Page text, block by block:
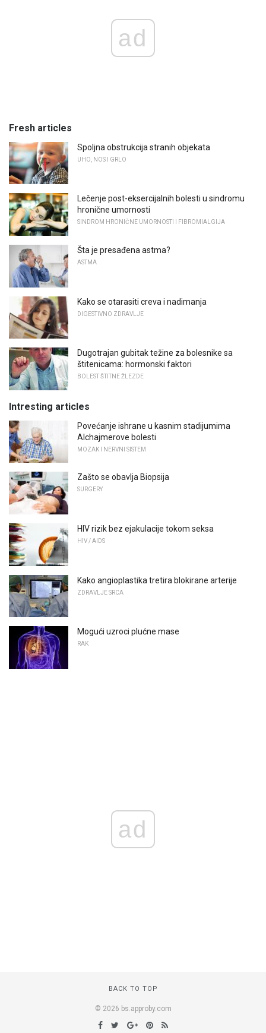
ad
Fresh articles
Spoljna obstrukcija stranih objekata
UHO, NOS I GRLO
Lečenje post-eksercijalnih bolesti u sindromu
hronične umornosti
SINDROM HRONIČNE UMORNOSTI I FIBROMIALGIJA
Šta je presađena astma?
ASTMA
Kako se otarasiti creva i nadimanja
DIGESTIVNO ZDRAVLJE
Dugotrajan gubitak težine za bolesnike sa
štitenicama: hormonski faktori
BOLEST ŠTITNE ŽLEZDE
Intresting articles
Povećanje ishrane u kasnim stadijumima
Alchajmerove bolesti
MOZAK I NERVNI SISTEM
Zašto se obavlja Biopsija
SURGERY
HIV rizik bez ejakulacije tokom seksa
HIV / AIDS
Kako angioplastika tretira blokirane arterije
ZDRAVLJE SRCA
Mogući uzroci plućne mase
RAK
ad
BACK TO TOP
© 2026 bs.approby.com